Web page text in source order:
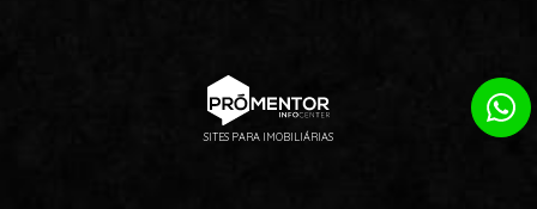
SITES PARA IMOBILIÁRIAS